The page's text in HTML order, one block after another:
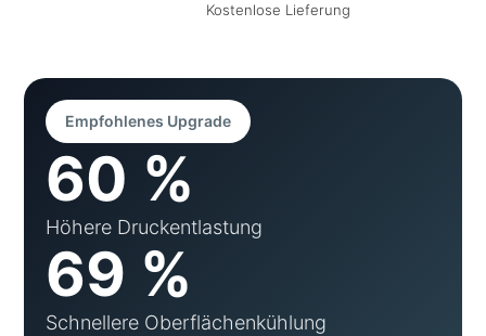
Kostenlose Lieferung
Empfohlenes Upgrade
60 %
Höhere Druckentlastung
69 %
Schnellere Oberflächenkühlung